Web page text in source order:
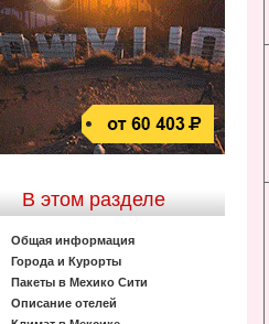
В этом разделе
Общая информация
Города и Курорты
Пакеты в Мехико Сити
Описание отелей